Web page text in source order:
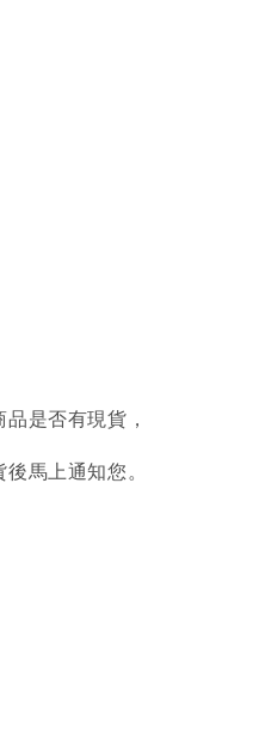
是否有現貨，
馬上通知您。